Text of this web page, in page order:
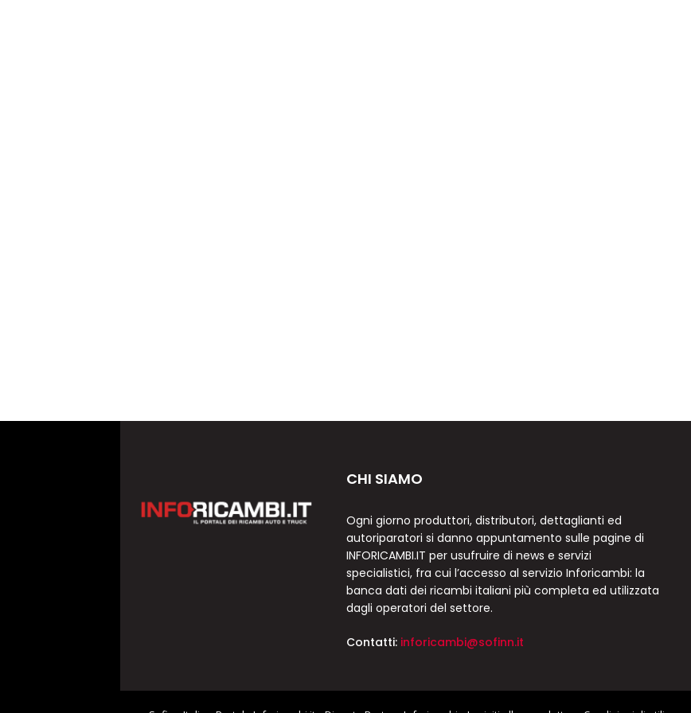
CHI SIAMO
Ogni giorno produttori, distributori, dettaglianti ed
autoriparatori si danno appuntamento sulle pagine di
INFORICAMBI.IT per usufruire di news e servizi
specialistici, fra cui l’accesso al servizio Inforicambi: la
banca dati dei ricambi italiani più completa ed utilizzata
dagli operatori del settore.
Contatti: inforicambi@sofinn.it